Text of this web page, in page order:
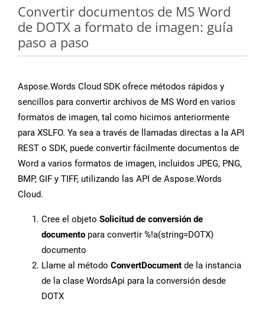
Convertir documentos de MS Word
de DOTX a formato de imagen: guía
paso a paso
Aspose.Words Cloud SDK ofrece métodos rápidos y
sencillos para convertir archivos de MS Word en varios
formatos de imagen, tal como hicimos anteriormente
para XSLFO. Ya sea a través de llamadas directas a la API
REST o SDK, puede convertir fácilmente documentos de
Word a varios formatos de imagen, incluidos JPEG, PNG,
BMP, GIF y TIFF, utilizando las API de Aspose.Words
Cloud.
Cree el objeto Solicitud de conversión de
documento para convertir %!a(string=DOTX)
documento
Llame al método ConvertDocument de la instancia
de la clase WordsApi para la conversión desde
DOTX